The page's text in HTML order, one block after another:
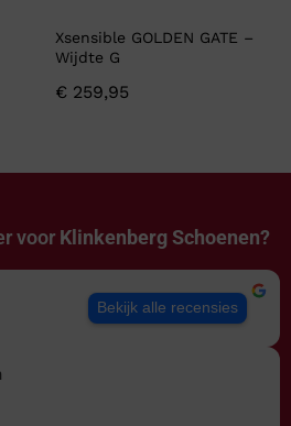
Xsensible GOLDEN GATE –
Wijdte G
€ 259,95
voor Klinkenberg Schoenen?
Bekijk alle recensies